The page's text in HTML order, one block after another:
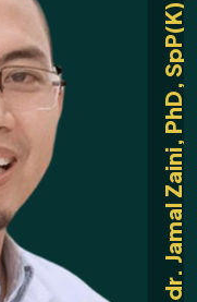
dr. Jamal Zaini, PhD, SpP(K)